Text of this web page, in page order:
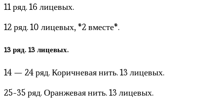
11 ряд. 16 лицевых.
12 ряд. 10 лицевых, *2 вместе*.
13 ряд. 13 лицевых.
14 — 24 ряд. Коричневая нить. 13 лицевых.
25-35 ряд. Оранжевая нить. 13 лицевых.